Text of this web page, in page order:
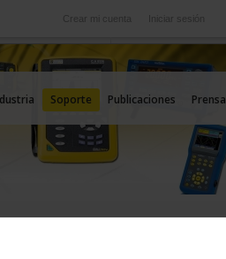
Iniciar sesión
Crear mi cuenta
en el extranjero
Soporte Publicaciones Prensa